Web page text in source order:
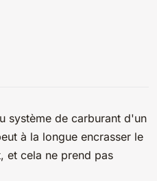
système de carburant d'un
à la longue encrasser le
et cela ne prend pas